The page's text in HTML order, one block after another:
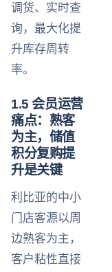
调货、实时查
询，最大化提
升库存周转
率。
1.5 会员运营
痛点：熟客
为主，储值
积分复购提
升是关键
利比亚的中小
门店客源以周
边熟客为主，
客户粘性直接